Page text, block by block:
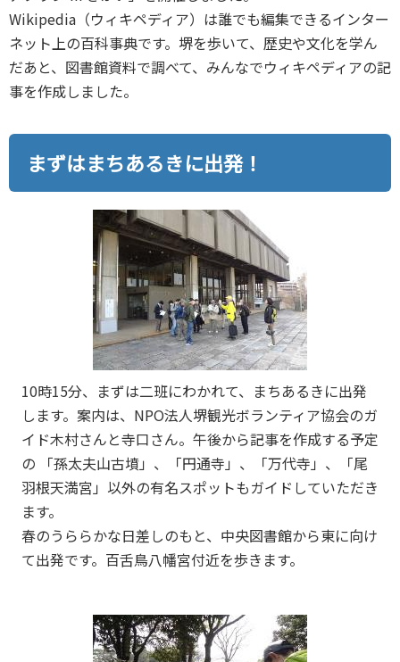
Wikipedia（ウィキペディア）は誰でも編集できるインター
ネット上の百科事典です。堺を歩いて、歴史や文化を学ん
だあと、図書館資料で調べて、みんなでウィキペディアの記
事を作成しました。
まずはまちあるきに出発！
10時15分、まずは二班にわかれて、まちあるきに出発
します。案内は、NPO法人堺観光ボランティア協会のガ
イド木村さんと寺口さん。午後から記事を作成する予定
の 「孫太夫山古墳」、「円通寺」、「万代寺」、「尾
羽根天満宮」以外の有名スポットもガイドしていただき
ます。
春のうららかな日差しのもと、中央図書館から東に向け
て出発です。百舌鳥八幡宮付近を歩きます。